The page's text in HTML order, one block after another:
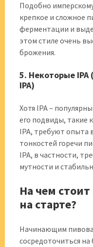
Подобно
крепкое и сложное
ферментации и
этом стиле очень
брожения.
5. Некоторые IPA
IPA)
Хотя IPA –
его подвиды, такие
IPA, требуют опыта
тонкостей горечи
IPA, в частности,
мутности и
На чем стоит
на старте?
Начинающим
сосредоточиться